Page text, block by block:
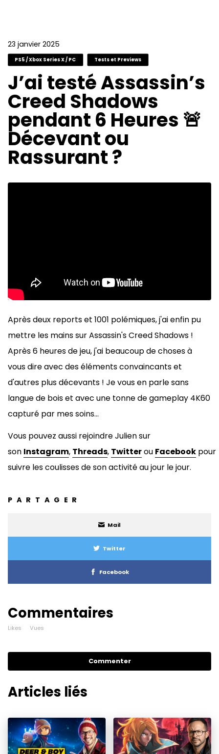
23 janvier 2025
PS5 / Xbox Series X / PC Tests et Previews
J’ai testé Assassin’s
Creed Shadows
pendant 6 Heures 🚨
Décevant ou
Rassurant ?
Après deux reports et 1001 polémiques, j'ai enfin pu
mettre les mains sur Assassin's Creed Shadows !
Après 6 heures de jeu, j'ai beaucoup de choses à
vous dire avec des éléments convaincants et
d'autres plus décevants ! Je vous en parle sans
langue de bois et avec une tonne de gameplay 4K60
capturé par mes soins...
Vous pouvez aussi rejoindre Julien sur
son Instagram, Threads, Twitterou Facebook pour
suivre les coulisses de son activité au jour le jour.
PARTAGER
Mail
Twitter
Facebook
Commentaires
Likes Vues
Commenter
Articles liés